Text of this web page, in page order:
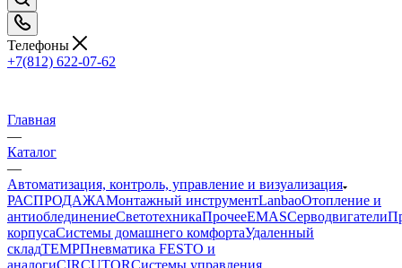
Телефоны
+7(812) 622-07-62
Главная
—
Каталог
—
Автоматизация, контроль, управление и визуализация
РАСПРОДАЖАМонтажный инструментLanbaoОтопление и
антиоблединениеСветотехникаПрочееEMASCерводвигатели
корпусаСистемы домашнего комфортаУдаленный
складTEMPПневматика FESTO и
аналогиCIRCUTORСистемы управления